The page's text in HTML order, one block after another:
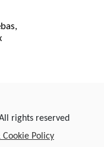
rights reserved
Cookie Policy